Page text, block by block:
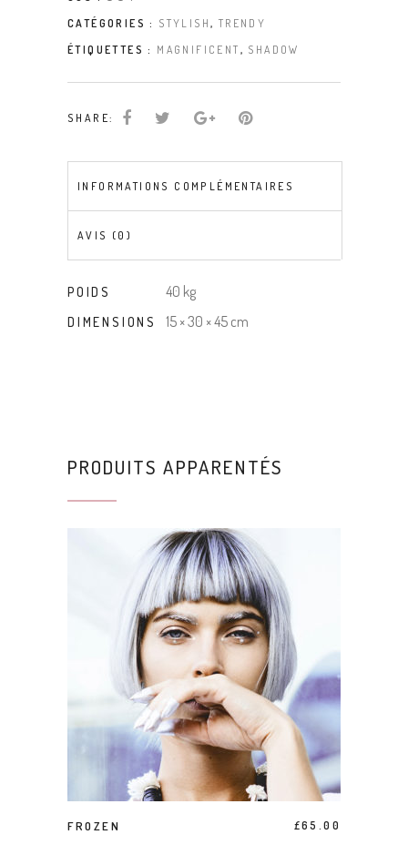
CATÉGORIES : STYLISH, TRENDY
ÉTIQUETTES : MAGNIFICENT , SHADOW
SHARE:
INFORMATIONS COMPLÉMENTAIRES
AVIS (0)
POIDS 40 kg
DIMENSIONS 15 × 30 × 45 cm
PRODUITS APPARENTÉS
FROZEN £65.00